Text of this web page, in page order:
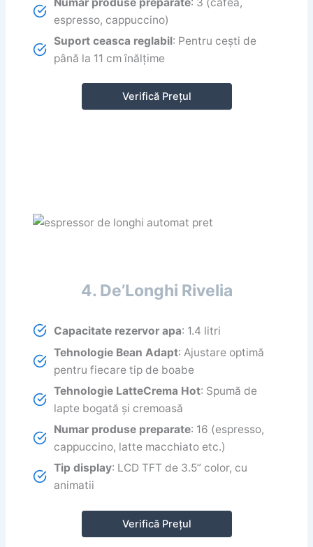
espresso, cappuccino)
Suport ceasca reglabil: Pentru cești de
până la 11 cm înălțime
Verifică Prețul
4. De’Longhi Rivelia
Capacitate rezervor apa: 1.4 litri
Tehnologie Bean Adapt: Ajustare optimă
pentru fiecare tip de boabe
Tehnologie LatteCrema Hot: Spumă de
lapte bogată și cremoasă
Numar produse preparate: 16 (espresso,
cappuccino, latte macchiato etc.)
Tip display: LCD TFT de 3.5” color, cu
animatii
Verifică Prețul